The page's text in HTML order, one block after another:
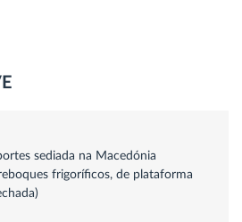
sediada na Macedónia
frigoríficos, de plataforma